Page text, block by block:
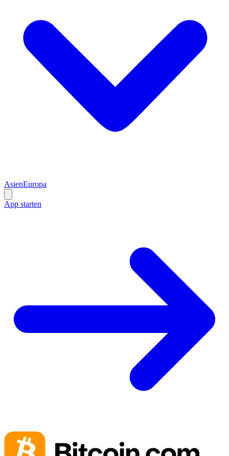
AsienEuropa
App starten